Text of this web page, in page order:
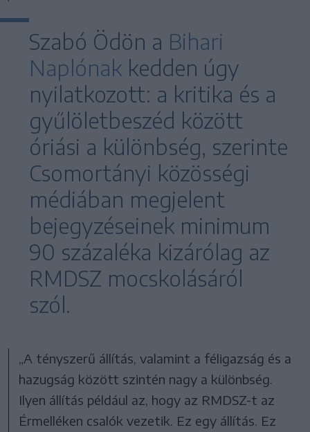
Szabó Ödön a Bihari
Naplónak kedden úgy
nyilatkozott: a kritika és a
gyűlöletbeszéd között
óriási a különbség, szerinte
Csomortányi közösségi
médiában megjelent
bejegyzéseinek minimum
90 százaléka kizárólag az
RMDSZ mocskolásáról
szól.
„A tényszerű állítás, valamint a féligazság és a
hazugság között szintén nagy a különbség.
Ilyen állítás például az, hogy az RMDSZ-t az
Érmelléken csalók vezetik. Ez egy állítás. Ez